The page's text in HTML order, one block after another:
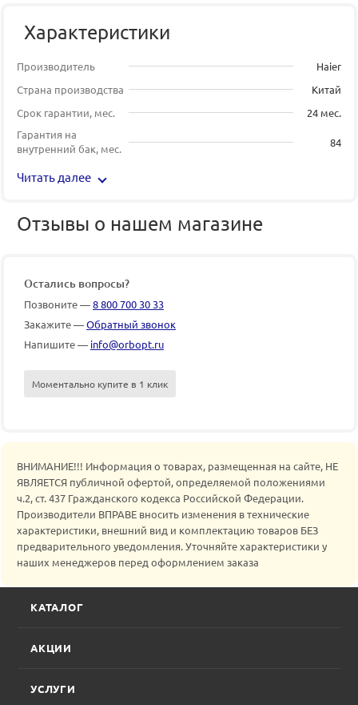
Характеристики
Производитель
Haier
Страна производства
Китай
Срок гарантии, мес.
24 мес.
Гарантия на
внутренний бак, мес.
84
Читать далее
Отзывы о нашем магазине
Остались вопросы?
Позвоните —8 800 700 30 33
Закажите —Обратный звонок
Напишите — info@orbopt.ru
Моментально купите в 1 клик
ВНИМАНИЕ!!! Информация о товарах, размещенная на сайте, НЕ
ЯВЛЯЕТСЯ публичной офертой, определяемой положениями
ч.2, ст. 437 Гражданского кодекса Российской Федерации.
Производители ВПРАВЕ вносить изменения в технические
характеристики, внешний вид и комплектацию товаров БЕЗ
предварительного уведомления. Уточняйте характеристики у
наших менеджеров перед оформлением заказа
КАТАЛОГ
АКЦИИ
УСЛУГИ